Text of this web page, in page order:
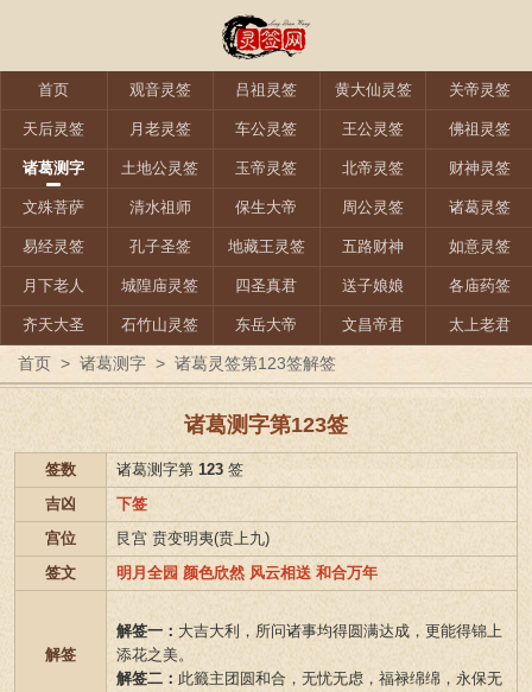
首页 观音灵签 吕祖灵签 黄大仙灵签 关帝灵签
天后灵签 月老灵签 车公灵签 王公灵签 佛祖灵签
诸葛测字 土地公灵签 玉帝灵签 北帝灵签 财神灵签
文殊菩萨 清水祖师 保生大帝 周公灵签 诸葛灵签
易经灵签 孔子圣签 地藏王灵签 五路财神 如意灵签
月下老人 城隍庙灵签 四圣真君 送子娘娘 各庙药签
齐天大圣 石竹山灵签 东岳大帝 文昌帝君 太上老君
首页 > 诸葛测字 > 诸葛灵签第123签解签
诸葛测字第123签
签数 诸葛测字第 123 签
吉凶
下签
宫位
艮宫 贲变明夷(贲上九)
签文
明月全园 颜色欣然 风云相送 和合万年
解签
解签一： 大吉大利，所问诸事均得圆满达成，更能得锦上
添花之美。
解签二： 此籤主团圆和合，无忧无虑，福禄绵绵，永保无